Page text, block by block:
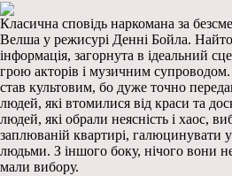
Класична сповідь наркомана за
Велша у режисурі Денні Бойла.
інформація, загорнута в ідеальний
грою акторів і музичним
став культовим, бо дуже точно
людей, які втомилися від краси та
людей, які обрали неясність і хаос,
заплюваній квартирі, галюцинувати
людьми. З іншого боку, нічого вони
мали вибору.